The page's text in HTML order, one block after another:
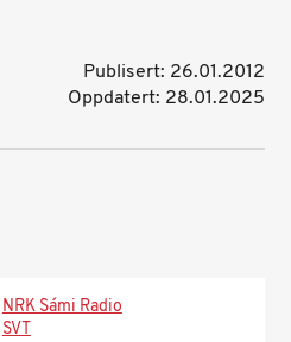
Publisert: 26.01.2012
Oppdatert: 28.01.2025
NRK Sámi Radio
SVT